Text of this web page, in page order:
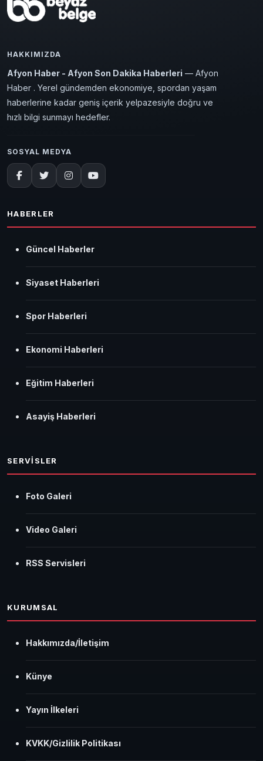
HAKKIMIZDA
Afyon Haber - Afyon Son Dakika Haberleri — Afyon
Haber . Yerel gündemden ekonomiye, spordan yaşam
haberlerine kadar geniş içerik yelpazesiyle doğru ve
hızlı bilgi sunmayı hedefler.
SOSYAL MEDYA
HABERLER
Güncel Haberler
Siyaset Haberleri
Spor Haberleri
Ekonomi Haberleri
Eğitim Haberleri
Asayiş Haberleri
SERVİSLER
Foto Galeri
Video Galeri
RSS Servisleri
KURUMSAL
Hakkımızda/İletişim
Künye
Yayın İlkeleri
KVKK/Gizlilik Politikası